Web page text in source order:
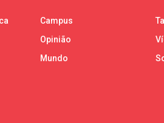
Campus
Opinião
Mundo